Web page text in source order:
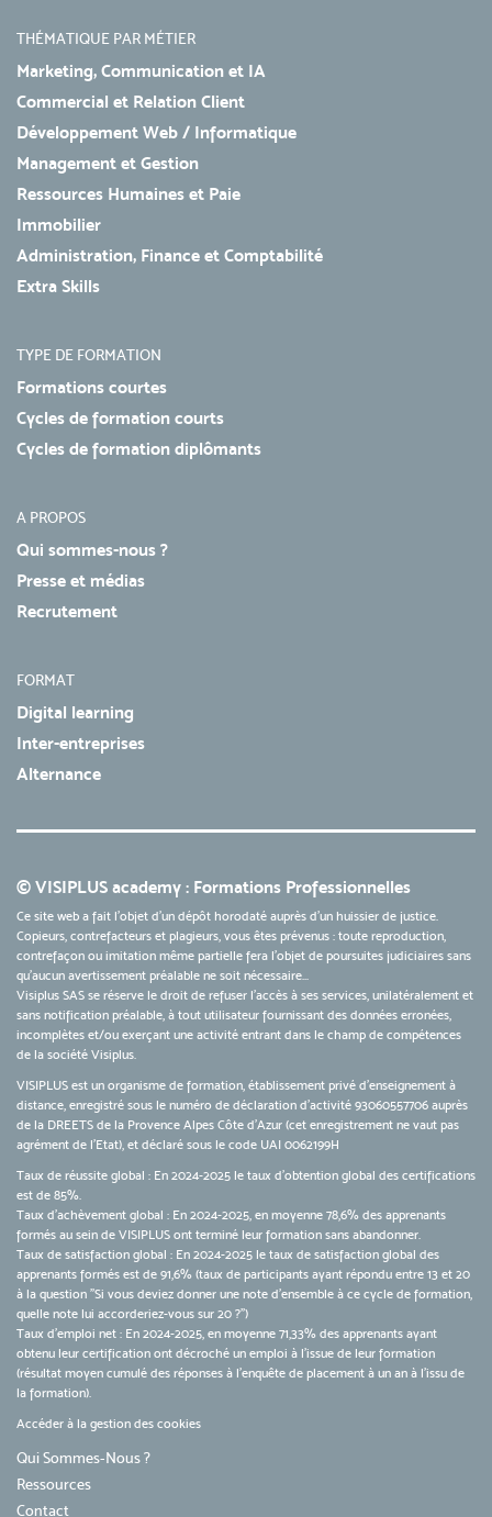
THÉMATIQUE PAR MÉTIER
Marketing, Communication et IA
Commercial et Relation Client
Développement Web / Informatique
Management et Gestion
Ressources Humaines et Paie
Immobilier
Administration, Finance et Comptabilité
Extra Skills
TYPE DE FORMATION
Formations courtes
Cycles de formation courts
Cycles de formation diplômants
A PROPOS
Qui sommes-nous ?
Presse et médias
Recrutement
FORMAT
Digital learning
Inter-entreprises
Alternance
© VISIPLUS academy : Formations Professionnelles
Ce site web a fait l'objet d'un dépôt horodaté auprès d'un huissier de justice.
Copieurs, contrefacteurs et plagieurs, vous êtes prévenus : toute reproduction,
contrefaçon ou imitation même partielle fera l'objet de poursuites judiciaires sans
qu’aucun avertissement préalable ne soit nécessaire...
Visiplus SAS se réserve le droit de refuser l'accès à ses services, unilatéralement et
sans notification préalable, à tout utilisateur fournissant des données erronées,
incomplètes et/ou exerçant une activité entrant dans le champ de compétences
de la société Visiplus.
VISIPLUS est un organisme de formation, établissement privé d’enseignement à
distance, enregistré sous le numéro de déclaration d’activité 93060557706 auprès
de la DREETS de la Provence Alpes Côte d’Azur (cet enregistrement ne vaut pas
agrément de l’Etat), et déclaré sous le code UAI 0062199H
Taux de réussite global : En 2024-2025 le taux d'obtention global des certifications
est de 85%.
Taux d’achèvement global : En 2024-2025, en moyenne 78,6% des apprenants
formés au sein de VISIPLUS ont terminé leur formation sans abandonner.
Taux de satisfaction global : En 2024-2025 le taux de satisfaction global des
apprenants formés est de 91,6% (taux de participants ayant répondu entre 13 et 20
à la question "Si vous deviez donner une note d’ensemble à ce cycle de formation,
quelle note lui accorderiez-vous sur 20 ?")
Taux d’emploi net : En 2024-2025, en moyenne 71,33% des apprenants ayant
obtenu leur certification ont décroché un emploi à l'issue de leur formation
(résultat moyen cumulé des réponses à l'enquête de placement à un an à l'issu de
la formation).
Accéder à la gestion des cookies
Qui Sommes-Nous ?
Ressources
Contact